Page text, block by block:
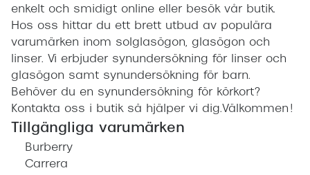
enkelt och smidigt online eller besök vår butik.
Hos oss hittar du ett brett utbud av populära
varumärken inom solglasögon, glasögon och
linser. Vi erbjuder synundersökning för linser och
glasögon samt synundersökning för barn.
Behöver du en synundersökning för körkort?
Kontakta oss i butik så hjälper vi dig.Välkommen!
Tillgängliga varumärken
Burberry
Carrera